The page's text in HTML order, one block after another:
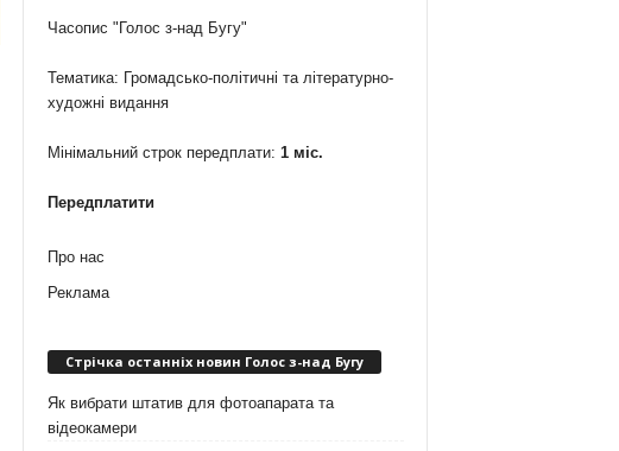
Часопис "Голос з-над Бугу"
Тематика: Громадсько-політичні та літературно-
художні видання
Мінімальний строк передплати: 1 міс.
Передплатити
Про нас
Реклама
Стрічка останніх новин Голос з-над Бугу
Як вибрати штатив для фотоапарата та
відеокамери